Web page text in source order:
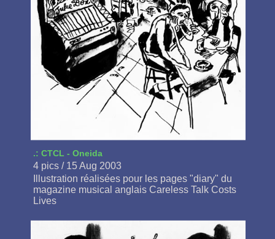
.: CTCL - Oneida
4 pics / 15 Aug 2003
Illustration réalisées pour les pages "diary" du
magazine musical anglais Careless Talk Costs
Lives